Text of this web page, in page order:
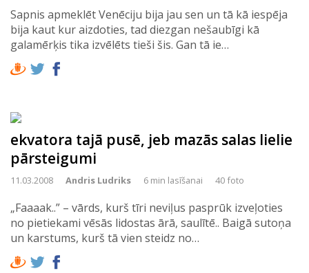
Sapnis apmeklēt Venēciju bija jau sen un tā kā iespēja
bija kaut kur aizdoties, tad diezgan nešaubīgi kā
galamērķis tika izvēlēts tieši šis. Gan tā ie…
ekvatora tajā pusē, jeb mazās salas lielie
pārsteigumi
11.03.2008 Andris Ludriks 6 min lasīšanai 40 foto
„Faaaak..” – vārds, kurš tīri neviļus pasprūk izveļoties
no pietiekami vēsās lidostas ārā, saulītē.. Baigā sutoņa
un karstums, kurš tā vien steidz no…